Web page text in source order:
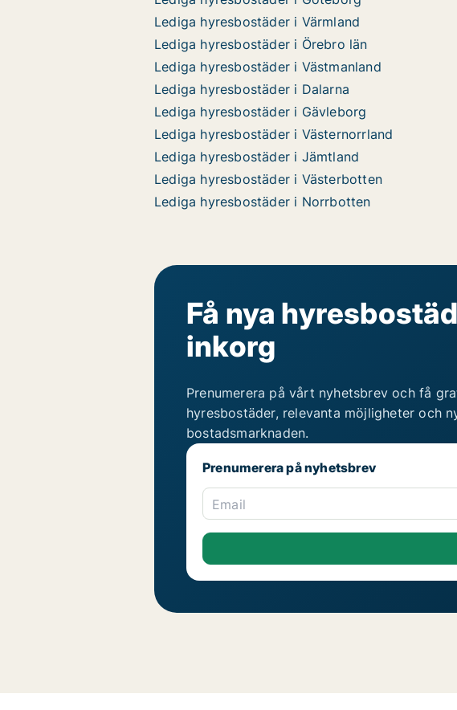
Lediga hyresbostäder i Värmland
Lediga hyresbostäder i Örebro län
Lediga hyresbostäder i Västmanland
Lediga hyresbostäder i Dalarna
Lediga hyresbostäder i Gävleborg
Lediga hyresbostäder i Västernorrland
Lediga hyresbostäder i Jämtland
Lediga hyresbostäder i Västerbotten
Lediga hyresbostäder i Norrbotten
Få nya
inkorg
Prenumerera på vårt nyhetsbrev och få
hyresbostäder, relevanta möjligheter och
bostadsmarknaden.
Prenumerera på nyhetsbrev
Email